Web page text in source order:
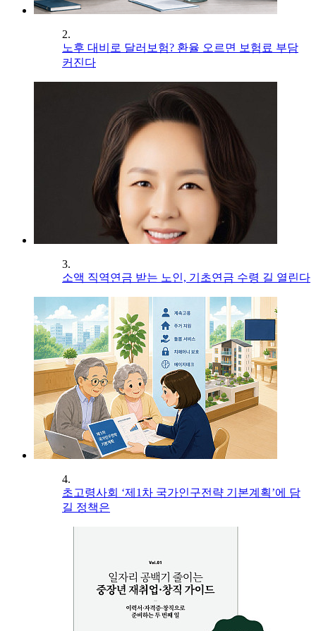
2.
노후 대비로 달러보험? 환율 오르면 보험료 부담
커진다
3.
소액 직역연금 받는 노인, 기초연금 수령 길 열린다
4.
초고령사회 ‘제1차 국가인구전략 기본계획’에 담
길 정책은